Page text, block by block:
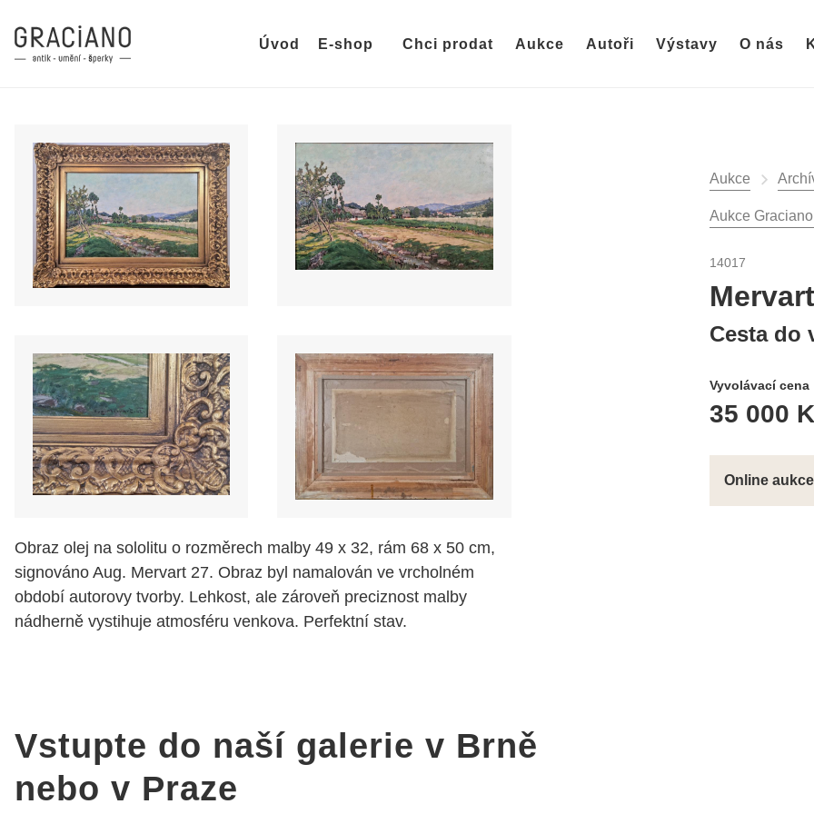
Úvod E-shop Chci prodat Aukce Autoři Výstavy O nás
Aukce
Aukce
14017
Cesta do
Vyvolávací cena
35 000
Online
Obraz olej na sololitu o rozměrech malby 49 x 32, rám 68 x 50 cm,
signováno Aug. Mervart 27. Obraz byl namalován ve vrcholném
období autorovy tvorby. Lehkost, ale zároveň preciznost malby
nádherně vystihuje atmosféru venkova. Perfektní stav.
Vstupte do naší galerie v Brně
nebo v Praze